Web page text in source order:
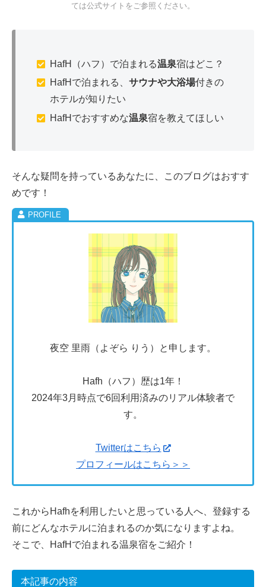
ては公式サイトをご参照ください。
HafH（ハフ）で泊まれる温泉宿はどこ？
HafHで泊まれる、サウナや大浴場付きの
ホテルが知りたい
HafHでおすすめな温泉宿を教えてほしい
そんな疑問を持っているあなたに、このブログはおすす
めです！
夜空 里雨（よぞら りう）と申します。
Hafh（ハフ）歴は1年！
2024年3月時点で6回利用済みのリアル体験者で
す。
Twitterはこちら
プロフィールはこちら＞＞
これからHafhを利用したいと思っている人へ、登録する
前にどんなホテルに泊まれるのか気になりますよね。
そこで、HafHで泊まれる温泉宿をご紹介！
本記事の内容